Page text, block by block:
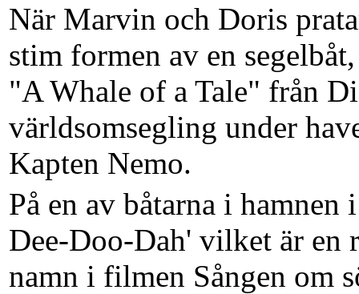
När Marvin och Doris
stim formen av en
"A Whale of a Tale" från
världsomsegling under
Kapten Nemo.
På en av båtarna i
Dee-Doo-Dah' vilket är en
namn i filmen Sången om